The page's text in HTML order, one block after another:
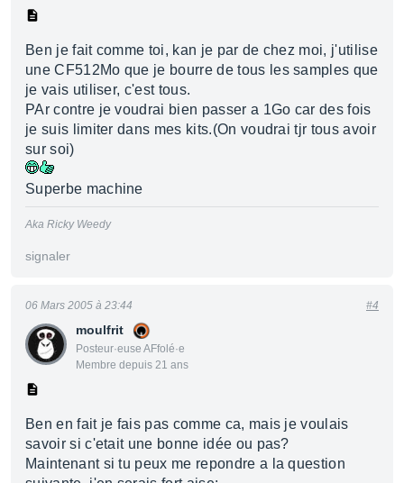
Ben je fait comme toi, kan je par de chez moi, j'utilise
une CF512Mo que je bourre de tous les samples que
je vais utiliser, c'est tous.
PAr contre je voudrai bien passer a 1Go car des fois
je suis limiter dans mes kits.(On voudrai tjr tous avoir
sur soi)
Superbe machine
Aka Ricky Weedy
signaler
moulfrit
Posteur·euse AFfolé·e
Membre depuis 21 ans
06 Mars 2005 à 23:44 #4
Ben en fait je fais pas comme ca, mais je voulais
savoir si c'etait une bonne idée ou pas?
Maintenant si tu peux me repondre a la question